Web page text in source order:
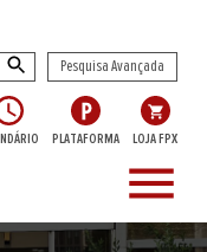
Pesquisa Avançada
PLATAFORMA LOJA FPX
menu